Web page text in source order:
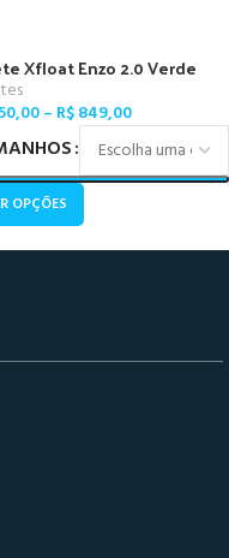
Xfloat Enzo 2.0 Verde
– R$849,00
OPÇÕES